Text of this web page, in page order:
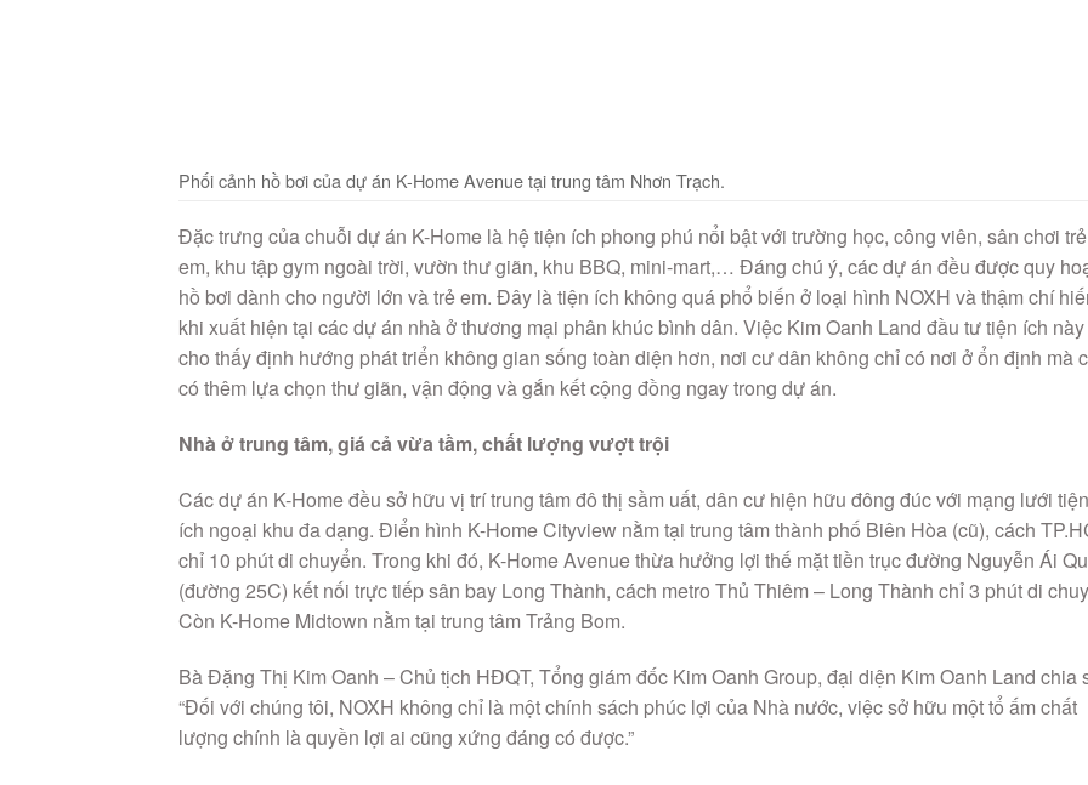
Phối cảnh hồ bơi của dự án K-Home Avenue tại trung tâm Nhơn Trạch.
Đặc trưng của chuỗi dự án K-Home là hệ tiện ích phong phú nổi bật với trường học, công viên, sân chơi trẻ
em, khu tập gym ngoài trời, vườn thư giãn, khu BBQ, mini-mart,… Đáng chú ý, các dự án đều được quy
hồ bơi dành cho người lớn và trẻ em. Đây là tiện ích không quá phổ biến ở loại hình NOXH và thậm chí
khi xuất hiện tại các dự án nhà ở thương mại phân khúc bình dân. Việc Kim Oanh Land đầu tư tiện ích này
cho thấy định hướng phát triển không gian sống toàn diện hơn, nơi cư dân không chỉ có nơi ở ổn định mà
có thêm lựa chọn thư giãn, vận động và gắn kết cộng đồng ngay trong dự án.
Nhà ở trung tâm, giá cả vừa tầm, chất lượng vượt trội
Các dự án K-Home đều sở hữu vị trí trung tâm đô thị sầm uất, dân cư hiện hữu đông đúc với mạng lưới tiện
ích ngoại khu đa dạng. Điển hình K-Home Cityview nằm tại trung tâm thành phố Biên Hòa (cũ), cách
chỉ 10 phút di chuyển. Trong khi đó, K-Home Avenue thừa hưởng lợi thế mặt tiền trục đường Nguyễn Ái
(đường 25C) kết nối trực tiếp sân bay Long Thành, cách metro Thủ Thiêm – Long Thành chỉ 3 phút di
Còn K-Home Midtown nằm tại trung tâm Trảng Bom.
Bà Đặng Thị Kim Oanh – Chủ tịch HĐQT, Tổng giám đốc Kim Oanh Group, đại diện Kim Oanh Land chia
“Đối với chúng tôi, NOXH không chỉ là một chính sách phúc lợi của Nhà nước, việc sở hữu một tổ ấm chất
lượng chính là quyền lợi ai cũng xứng đáng có được.”